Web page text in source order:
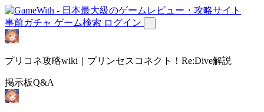
事前ガチャ ゲーム検索 ログイン
プリコネ攻略wiki｜プリンセスコネクト！Re:Dive解説
掲示板Q&A